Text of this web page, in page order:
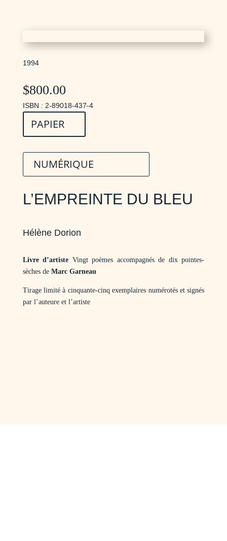
1994
$800.00
ISBN : 2-89018-437-4
PAPIER
NUMÉRIQUE
L’EMPREINTE DU BLEU
Hélène Dorion
Livre d’artiste Vingt poèmes accompagnés de dix pointes-
sèches de Marc Garneau
Tirage limité à cinquante-cinq exemplaires numérotés et signés
par l’auteure et l’artiste